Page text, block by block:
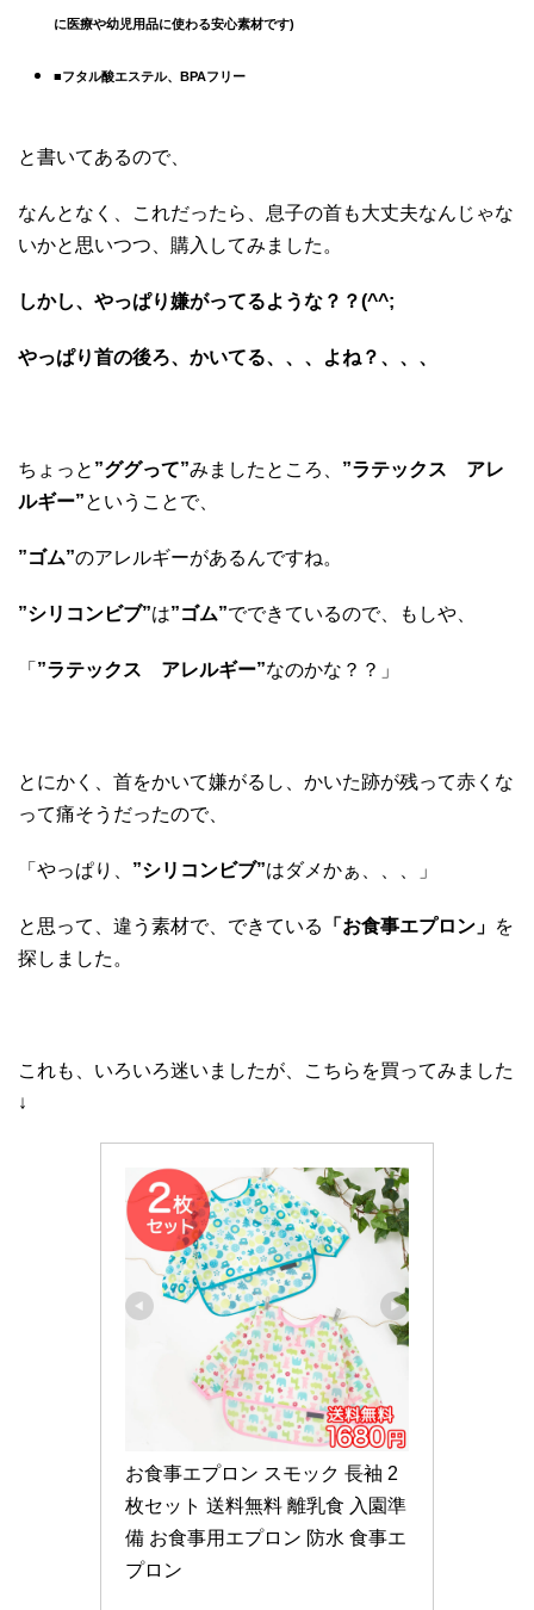
に医療や幼児用品に使わる安心素材です)
■フタル酸エステル、BPAフリー
と書いてあるので、
なんとなく、これだったら、息子の首も大丈夫なんじゃな
いかと思いつつ、購入してみました。
しかし、やっぱり嫌がってるような？？(^^;
やっぱり首の後ろ、かいてる、、、よね？、、、
ちょっと ”ググって”みましたところ、 ”ラテックス アレ
ルギー”ということで、
”ゴム”のアレルギーがあるんですね。
”シリコンビブ”は”ゴム”でできているので、もしや、
「 ”ラテックス アレルギー”なのかな？？」
とにかく、首をかいて嫌がるし、かいた跡が残って赤くな
って痛そうだったので、
「やっぱり、 ”シリコンビブ”はダメかぁ、、、」
と思って、違う素材で、できている 「お食事エプロン」 を
探しました。
これも、いろいろ迷いましたが、こちらを買ってみました
↓
お食事エプロン スモック 長袖 2
枚セット 送料無料 離乳食 入園準
備 お食事用エプロン 防水 食事エ
プロン